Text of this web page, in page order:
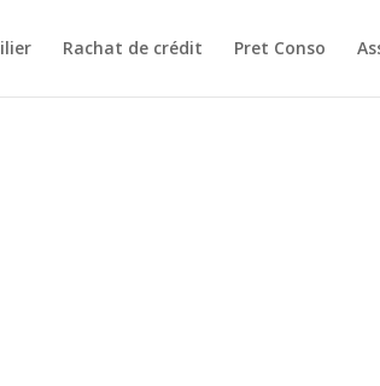
Rachat de crédit Pret Conso